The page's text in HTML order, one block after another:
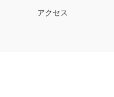
アクセス